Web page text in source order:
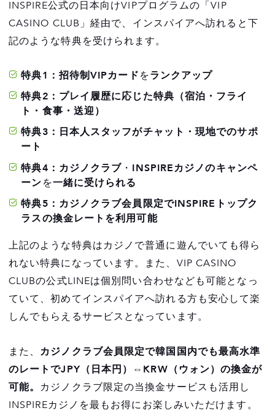
INSPIRE公式の日本向けVIPプログラムの「VIP
CASINO CLUB」経由で、インスパイアへ訪れると下
記のような特典を受けられます。
特典1：招待制VIPカードをランクアップ
特典2：プレイ履歴に応じた特典（宿泊・フライ
ト・食事・送迎）
特典3：日本人スタッフがチャット・現地でのサポ
ート
特典4：カジノクラブ ・ INSPIREカジノのキャンペ
ーンを一緒に受けられる
特典5：カジノクラブ会員限定でINSPIREトップク
ラスの換金レートを利用可能
上記のような特典はカジノで普通に遊んでいても得ら
れない特典になっています。また、VIP CASINO
CLUBの公式LINEは個別問い合わせなども可能となっ
ていて、初めてインスパイアへ訪れる方も安心して楽
しんでもらえるサービスとなっています。
また、 カジノクラブ会員限定で韓国国内でも最高水準
のレートでJPY（日本円）⇔KRW（ウォン）の換金が
可能。 カジノクラブ限定の当換金サービスも活用し
INSPIREカジノを最もお得にお楽しみいただけます。